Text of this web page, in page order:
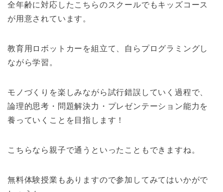
全年齢に対応したこちらのスクールでもキッズコース
が用意されています。
教育用ロボットカーを組立て、自らプログラミングし
ながら学習。
モノづくりを楽しみながら試行錯誤していく過程で、
論理的思考・問題解決力・プレゼンテーション能力を
養っていくことを目指します！
こちらなら親子で通うといったこともできますね。
無料体験授業もありますので参加してみてはいかがで